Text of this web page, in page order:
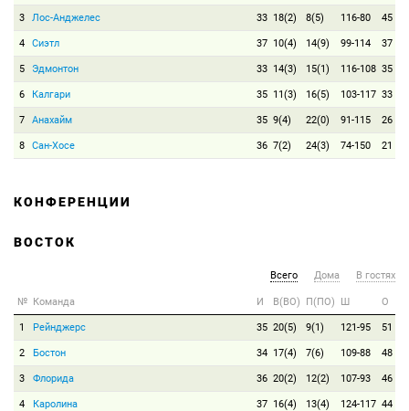
3 Лос-Анджелес 33 18(2) 8(5) 116-80 45
4 Сиэтл 37 10(4) 14(9) 99-114 37
5 Эдмонтон 33 14(3) 15(1) 116-108 35
6 Калгари 35 11(3) 16(5) 103-117 33
7 Анахайм 35 9(4) 22(0) 91-115 26
8 Сан-Хосе 36 7(2) 24(3) 74-150 21
КОНФЕРЕНЦИИ
ВОСТОК
Всего Дома В гостях
№ Команда И В(ВО) П(ПО) Ш О
1 Рейнджерс 35 20(5) 9(1) 121-95 51
2 Бостон 34 17(4) 7(6) 109-88 48
3 Флорида 36 20(2) 12(2) 107-93 46
4 Каролина 37 16(4) 13(4) 124-117 44